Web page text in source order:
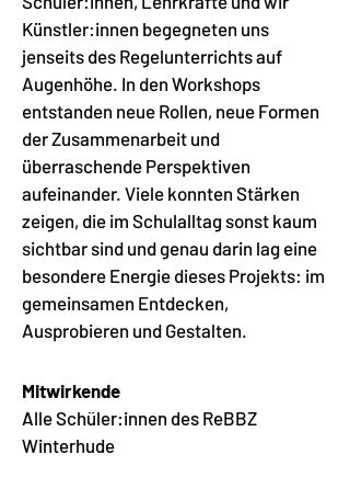
Künstler:innen begegneten uns
jenseits des Regelunterrichts auf
Augenhöhe. In den Workshops
entstanden neue Rollen, neue Formen
der Zusammenarbeit und
überraschende Perspektiven
aufeinander. Viele konnten Stärken
zeigen, die im Schulalltag sonst kaum
sichtbar sind und genau darin lag eine
besondere Energie dieses Projekts: im
gemeinsamen Entdecken,
Ausprobieren und Gestalten.
Mitwirkende
Alle Schüler:innen des ReBBZ
Winterhude